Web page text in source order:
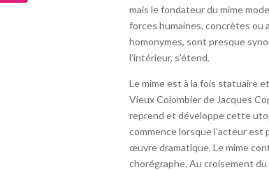
mais le fondateur du mime
forces humaines, concrètes ou
homonymes, sont presque
l’intérieur, s’étend.
Le mime est à la fois statuaire
Vieux Colombier de Jacques
reprend et développe cette
commence lorsque l’acteur
œuvre dramatique. Le mime
chorégraphe. Au croisement